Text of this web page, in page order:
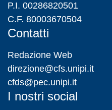
P.I. 00286820501
C.F. 80003670504
Contatti
Redazione Web
direzione@cfs.unipi.it
cfds@pec.unipi.it
I nostri social